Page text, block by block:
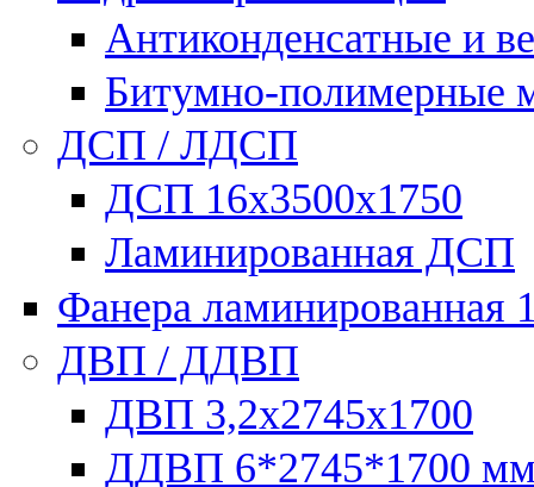
Антиконденсатные и
Битумно-полимерные
ДСП / ЛДСП
ДСП 16х3500х1750
Ламинированная ДСП
Фанера ламинированная
ДВП / ДДВП
ДВП 3,2х2745х1700
ДДВП 6*2745*1700